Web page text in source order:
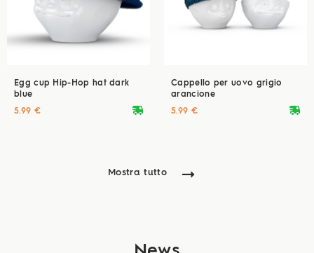
Egg cup Hip-Hop hat dark
blue
deliveryvan
5.99 €
Cappello per uovo grigio
arancione
deliveryvan
5.99 €
Mostra tutto